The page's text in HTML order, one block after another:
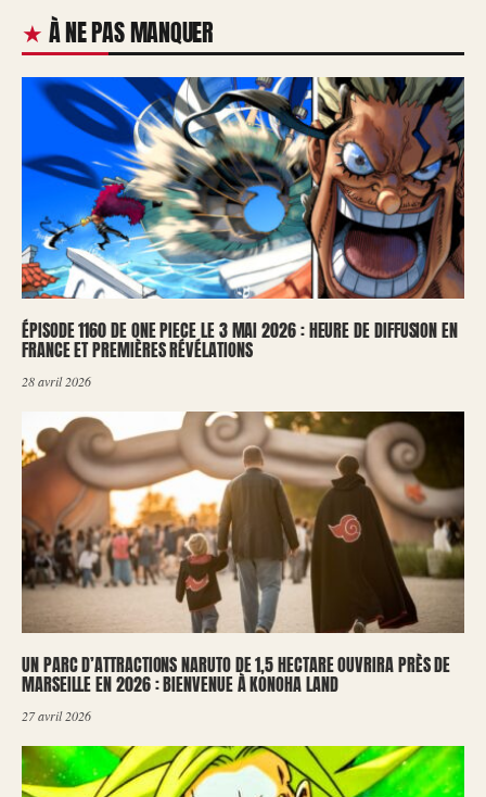
À NE PAS MANQUER
ÉPISODE 1160 DE ONE PIECE LE 3 MAI 2026 : HEURE DE DIFFUSION EN
FRANCE ET PREMIÈRES RÉVÉLATIONS
28 avril 2026
UN PARC D’ATTRACTIONS NARUTO DE 1,5 HECTARE OUVRIRA PRÈS DE
MARSEILLE EN 2026 : BIENVENUE À KONOHA LAND
27 avril 2026